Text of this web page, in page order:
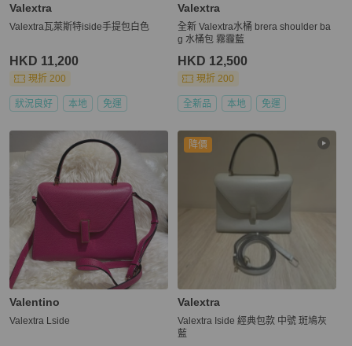
Valextra
Valextra瓦萊斯特iside手提包白色
HKD 11,200
現折 200
狀況良好 本地 免運
Valextra
全新 Valextra水桶 brera shoulder ba
g 水桶包 霧霾藍
HKD 12,500
現折 200
全新品 本地 免運
Valentino
Valextra Lside
降價
Valextra
Valextra Iside 經典包款 中號 斑鳩灰
藍